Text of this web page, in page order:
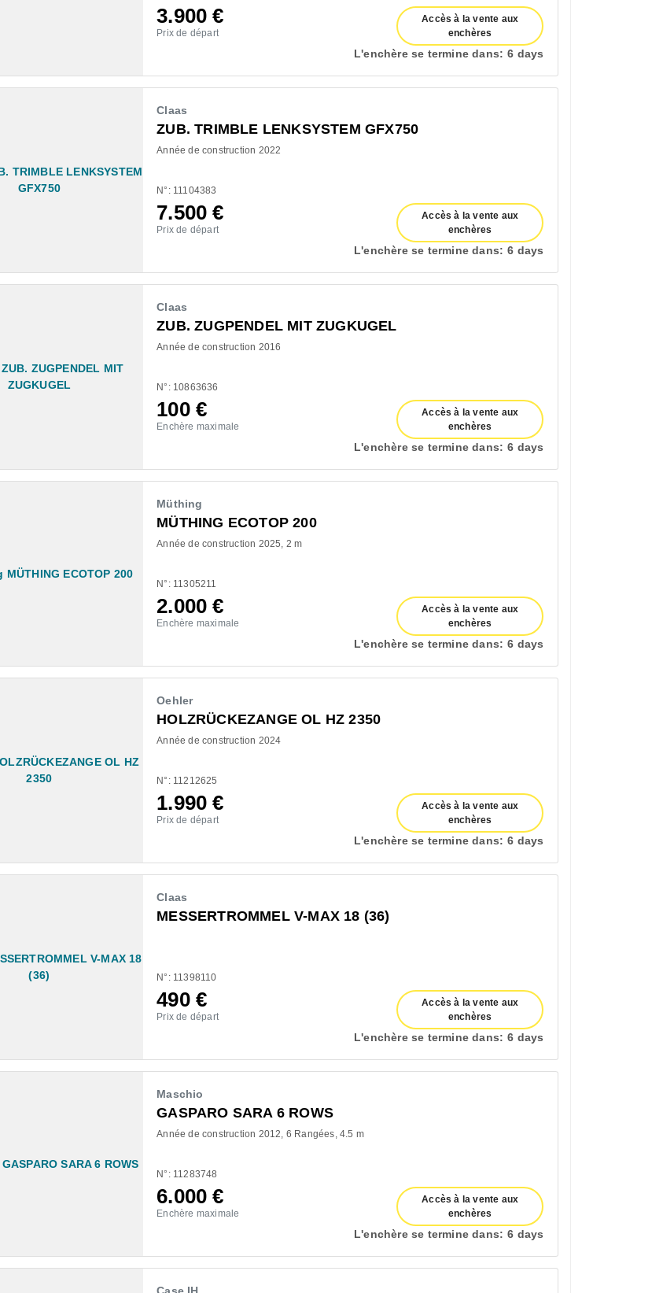
3.900€
Prix de départ
Accès à la vente aux
enchères
L'enchère se termine dans: 6 days
Claas
ZUB. TRIMBLE LENKSYSTEM GFX750
Année de construction 2022
N°: 11104383
7.500€
Prix de départ
Accès à la vente aux
enchères
L'enchère se termine dans: 6 days
Claas
ZUB. ZUGPENDEL MIT ZUGKUGEL
Année de construction 2016
N°: 10863636
100 €
Enchère maximale
Accès à la vente aux
enchères
L'enchère se termine dans: 6 days
Müthing
MÜTHING ECOTOP 200
Année de construction 2025 2 m
N°: 11305211
2.000€
Enchère maximale
Accès à la vente aux
enchères
L'enchère se termine dans: 6 days
Oehler
HOLZRÜCKEZANGE OL HZ 2350
Année de construction 2024
N°: 11212625
1.990€
Prix de départ
Accès à la vente aux
enchères
L'enchère se termine dans: 6 days
Claas
MESSERTROMMEL V-MAX 18 (36)
N°: 11398110
490 €
Prix de départ
Accès à la vente aux
enchères
L'enchère se termine dans: 6 days
Maschio
GASPARO SARA 6 ROWS
Année de construction 2012 6 Rangées 4.5 m
N°: 11283748
6.000€
Enchère maximale
Accès à la vente aux
enchères
L'enchère se termine dans: 6 days
Case IH